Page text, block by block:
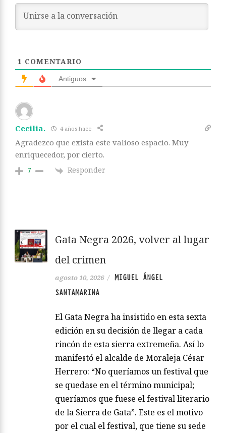
1 COMENTARIO
Antiguos
Cecilia. 4 años hace
Agradezco que exista este valioso espacio. Muy
enriquecedor, por cierto.
7 Responder
Gata Negra 2026, volver al lugar
del crimen
agosto 10, 2026 / MIGUEL ÁNGEL
SANTAMARINA
El Gata Negra ha insistido en esta sexta
edición en su decisión de llegar a cada
rincón de esta sierra extremeña. Así lo
manifestó el alcalde de Moraleja César
Herrero: “No queríamos un festival que
se quedase en el término municipal;
queríamos que fuese el festival literario
de la Sierra de Gata”. Este es el motivo
por el cual el festival, que tiene su sede